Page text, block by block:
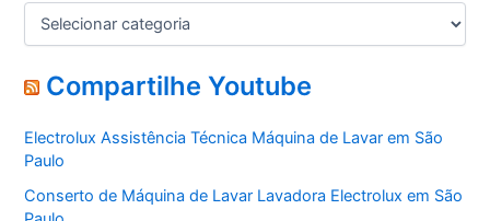
C
e
g
r
i
a
s
Compartilhe Youtube
Electrolux Assistência Técnica Máquina de Lavar em São
Paulo
Conserto de Máquina de Lavar Lavadora Electrolux em São